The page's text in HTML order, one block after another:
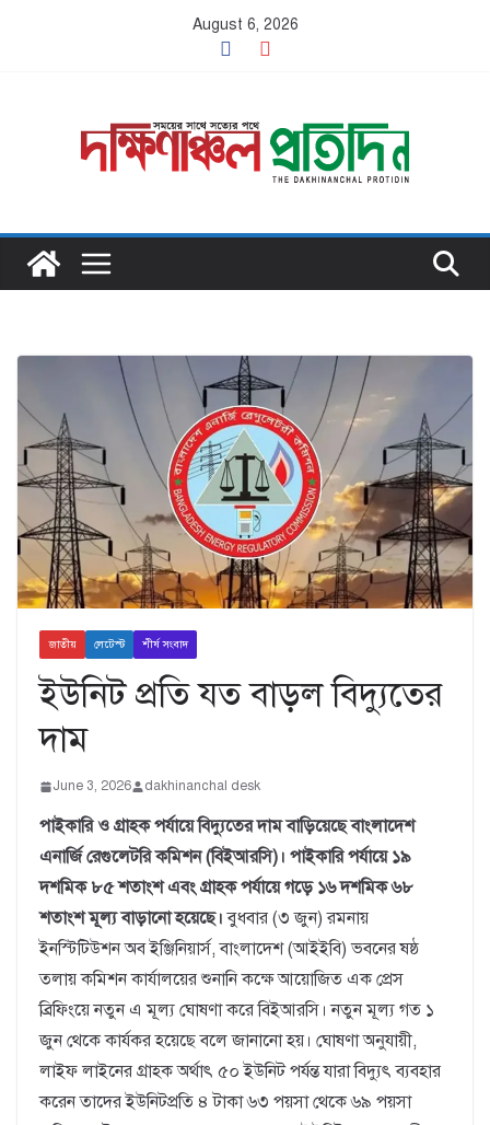
August 6, 2026
জাতীয় লেটেস্ট শীর্ষ সংবাদ
ইউনিট প্রতি যত বাড়ল বিদ্যুতের
দাম
June 3, 2026 dakhinanchal desk
পাইকারি ও গ্রাহক পর্যায়ে বিদ্যুতের দাম বাড়িয়েছে বাংলাদেশ
এনার্জি রেগুলেটরি কমিশন (বিইআরসি)। পাইকারি পর্যায়ে ১৯
দশমিক ৮৫ শতাংশ এবং গ্রাহক পর্যায়ে গড়ে ১৬ দশমিক ৬৮
শতাংশ মূল্য বাড়ানো হয়েছে। বুধবার (৩ জুন) রমনায়
ইনস্টিটিউশন অব ইঞ্জিনিয়ার্স, বাংলাদেশ (আইইবি) ভবনের ষষ্ঠ
তলায় কমিশন কার্যালয়ের শুনানি কক্ষে আয়োজিত এক প্রেস
ব্রিফিংয়ে নতুন এ মূল্য ঘোষণা করে বিইআরসি। নতুন মূল্য গত ১
জুন থেকে কার্যকর হয়েছে বলে জানানো হয়। ঘোষণা অনুযায়ী,
লাইফ লাইনের গ্রাহক অর্থাৎ ৫০ ইউনিট পর্যন্ত যারা বিদ্যুৎ ব্যবহার
করেন তাদের ইউনিটপ্রতি ৪ টাকা ৬৩ পয়সা থেকে ৬৯ পয়সা